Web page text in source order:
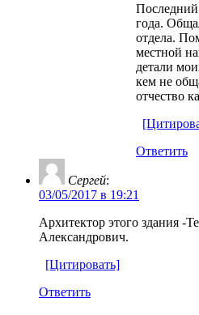
Последний
года.
отдела.
местной
детали
кем не
отчество
Ответить
Сергей:
03/05/2017 в 19:21
Архитектор этого здания -
Александрович.
[Цитировать]
Ответить